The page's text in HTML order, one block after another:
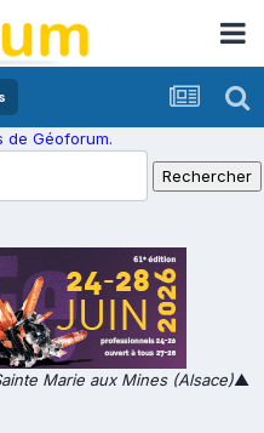
de Géoforum.
Marie aux Mines (Alsace)▲